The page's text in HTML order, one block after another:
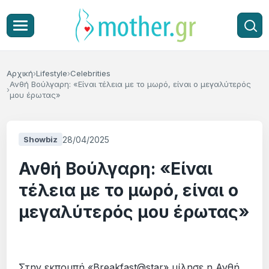
Αρχική Lifestyle Celebrities
Ανθή Βούλγαρη: «Είναι τέλεια με το μωρό, είναι ο μεγαλύτερός
μου έρωτας»
Showbiz 28/04/2025
Ανθή Βούλγαρη: «Είναι
τέλεια με το μωρό, είναι ο
μεγαλύτερός μου έρωτας»